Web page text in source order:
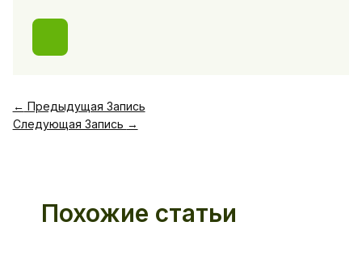
← Предыдущая Запись
Следующая Запись →
Похожие статьи